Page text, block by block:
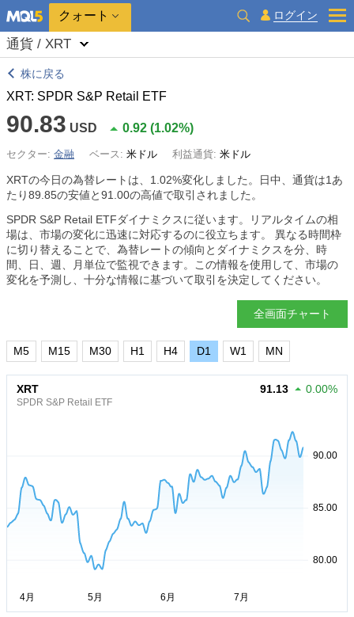
クォート ログイン
通貨 / XRT
株に戻る
XRT: SPDR S&P Retail ETF
90.83 USD 0.92 (1.02%)
セクター: 金融 ベース: 米ドル 利益通貨: 米ドル
XRTの今日の為替レートは、 1.02%変化しました。日中、通貨は1あ
たり89.85の安値と91.00の高値で取引されました。
SPDR S&P Retail ETFダイナミクスに従います。リアルタイムの相
場は、市場の変化に迅速に対応するのに役立ちます。 異なる時間枠
に切り替えることで、為替レートの傾向とダイナミクスを分、時
間、日、週、月単位で監視できます。この情報を使用して、市場の
変化を予測し、十分な情報に基づいて取引を決定してください。
全画面チャート
M5 M15 M30 H1 H4 D1 W1 MN
XRT
SPDR S&P Retail ETF
91.13 0.00%